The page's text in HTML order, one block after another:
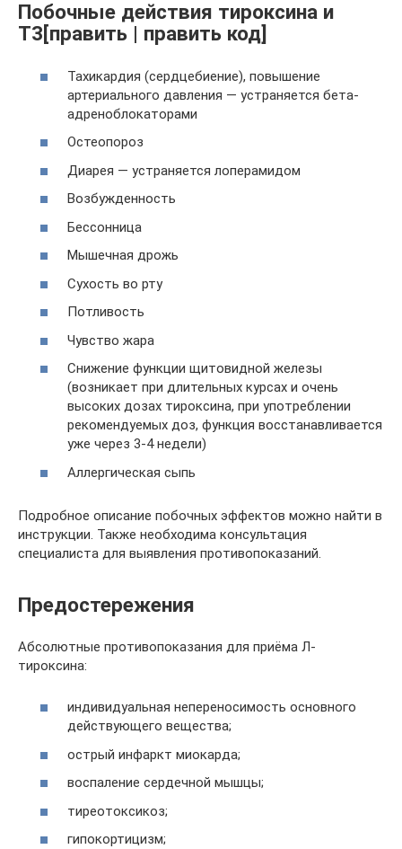
Побочные действия тироксина и
Т3[править | править код]
Тахикардия (сердцебиение), повышение
артериального давления — устраняется бета-
адреноблокаторами
Остеопороз
Диарея — устраняется лоперамидом
Возбужденность
Бессонница
Мышечная дрожь
Сухость во рту
Потливость
Чувство жара
Снижение функции щитовидной железы
(возникает при длительных курсах и очень
высоких дозах тироксина, при употреблении
рекомендуемых доз, функция восстанавливается
уже через 3-4 недели)
Аллергическая сыпь
Подробное описание побочных эффектов можно найти в
инструкции. Также необходима консультация
специалиста для выявления противопоказаний.
Предостережения
Абсолютные противопоказания для приёма Л-
тироксина:
индивидуальная непереносимость основного
действующего вещества;
острый инфаркт миокарда;
воспаление сердечной мышцы;
тиреотоксикоз;
гипокортицизм;